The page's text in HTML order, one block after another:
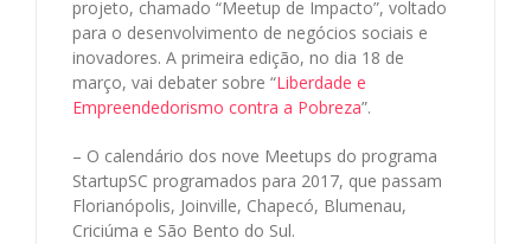
projeto, chamado “Meetup de Impacto”, voltado
para o desenvolvimento de negócios sociais e
inovadores. A primeira edição, no dia 18 de
março, vai debater sobre “Liberdade e
Empreendedorismo contra a Pobreza”.
– O calendário dos nove Meetups do programa
StartupSC programados para 2017, que passam
Florianópolis, Joinville, Chapecó, Blumenau,
Criciúma e São Bento do Sul.